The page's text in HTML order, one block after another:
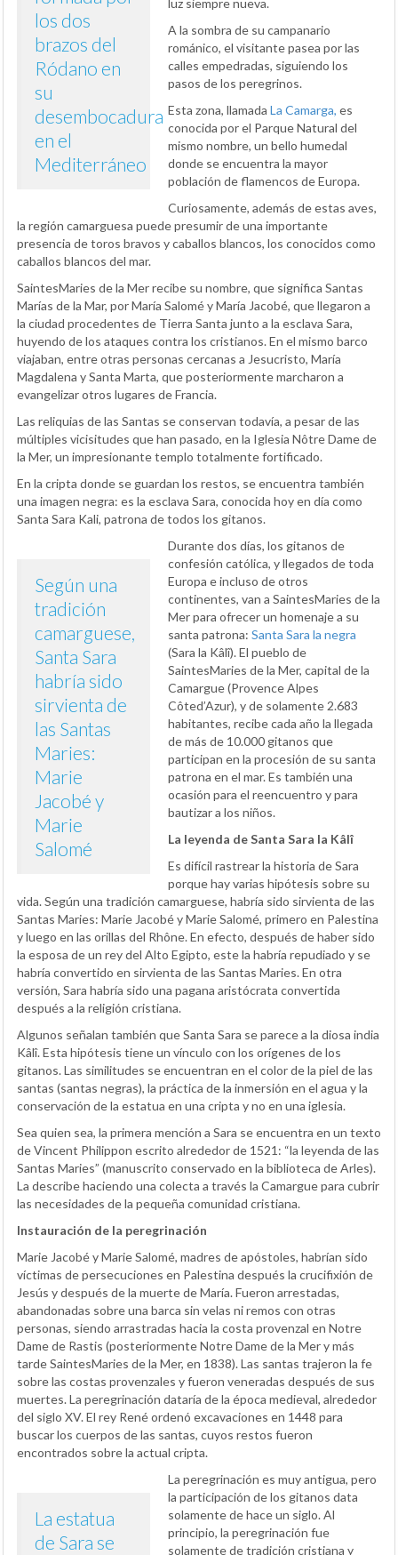
los dos
brazos del
Ródano en
su
desembocadura
en el
Mediterráneo
A la sombra de su campanario
románico, el visitante pasea por las
calles empedradas, siguiendo los
pasos de los peregrinos.
Esta zona, llamada La Camarga, es
conocida por el Parque Natural del
mismo nombre, un bello humedal
donde se encuentra la mayor
población de flamencos de Europa.
Curiosamente, además de estas aves,
la región camarguesa puede presumir de una importante
presencia de toros bravos y caballos blancos, los conocidos como
caballos blancos del mar.
SaintesMaries de la Mer recibe su nombre, que significa Santas
Marías de la Mar, por María Salomé y María Jacobé, que llegaron a
la ciudad procedentes de Tierra Santa junto a la esclava Sara,
huyendo de los ataques contra los cristianos. En el mismo barco
viajaban, entre otras personas cercanas a Jesucristo, María
Magdalena y Santa Marta, que posteriormente marcharon a
evangelizar otros lugares de Francia.
Las reliquias de las Santas se conservan todavía, a pesar de las
múltiples vicisitudes que han pasado, en la Iglesia Nôtre Dame de
la Mer, un impresionante templo totalmente fortificado.
En la cripta donde se guardan los restos, se encuentra también
una imagen negra: es la esclava Sara, conocida hoy en día como
Santa Sara Kali, patrona de todos los gitanos.
Según una
tradición
camarguese,
Santa Sara
habría sido
sirvienta de
las Santas
Maries:
Marie
Jacobé y
Marie
Salomé
Durante dos días, los gitanos de
confesión católica, y llegados de toda
Europa e incluso de otros
continentes, van a SaintesMaries de la
Mer para ofrecer un homenaje a su
santa patrona: Santa Sara la negra
(Sara la Kâlî). El pueblo de
SaintesMaries de la Mer, capital de la
Camargue (Provence Alpes
Côted’Azur), y de solamente 2.683
habitantes, recibe cada año la llegada
de más de 10.000 gitanos que
participan en la procesión de su santa
patrona en el mar. Es también una
ocasión para el reencuentro y para
bautizar a los niños.
La leyenda de Santa Sara la Kâlî
Es difícil rastrear la historia de Sara
porque hay varias hipótesis sobre su
vida. Según una tradición camarguese, habría sido sirvienta de las
Santas Maries: Marie Jacobé y Marie Salomé, primero en Palestina
y luego en las orillas del Rhône. En efecto, después de haber sido
la esposa de un rey del Alto Egipto, este la habría repudiado y se
habría convertido en sirvienta de las Santas Maries. En otra
versión, Sara habría sido una pagana aristócrata convertida
después a la religión cristiana.
Algunos señalan también que Santa Sara se parece a la diosa india
Kâlî. Esta hipótesis tiene un vínculo con los orígenes de los
gitanos. Las similitudes se encuentran en el color de la piel de las
santas (santas negras), la práctica de la inmersión en el agua y la
conservación de la estatua en una cripta y no en una iglesia.
Sea quien sea, la primera mención a Sara se encuentra en un texto
de Vincent Philippon escrito alrededor de 1521: “la leyenda de las
Santas Maries” (manuscrito conservado en la biblioteca de Arles).
La describe haciendo una colecta a través la Camargue para cubrir
las necesidades de la pequeña comunidad cristiana.
Instauración de la peregrinación
Marie Jacobé y Marie Salomé, madres de apóstoles, habrían sido
víctimas de persecuciones en Palestina después la crucifixión de
Jesús y después de la muerte de María. Fueron arrestadas,
abandonadas sobre una barca sin velas ni remos con otras
personas, siendo arrastradas hacia la costa provenzal en Notre
Dame de Rastis (posteriormente Notre Dame de la Mer y más
tarde SaintesMaries de la Mer, en 1838). Las santas trajeron la fe
sobre las costas provenzales y fueron veneradas después de sus
muertes. La peregrinación dataría de la época medieval, alrededor
del siglo XV. El rey René ordenó excavaciones en 1448 para
buscar los cuerpos de las santas, cuyos restos fueron
encontrados sobre la actual cripta.
La estatua
de Sara se
La peregrinación es muy antigua, pero
la participación de los gitanos data
solamente de hace un siglo. Al
principio, la peregrinación fue
solamente de tradición cristiana y